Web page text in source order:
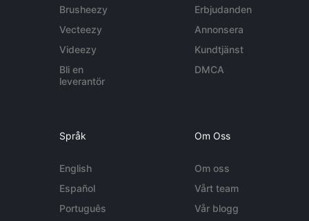
Brusheezy
Vecteezy
Videezy
Bli en
leverantör
Erbjudanden
Annonsera
Kundtjänst
DMCA
Språk
English
Español
Português
Om Oss
Om oss
Vårt team
Vår blogg